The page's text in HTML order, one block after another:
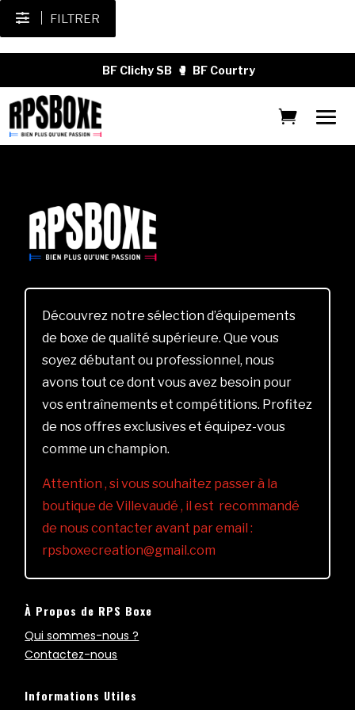
FILTRER
BF Clichy SB 🥊 BF Courtry
Découvrez notre sélection d’équipements
de boxe de qualité supérieure. Que vous
soyez débutant ou professionnel, nous
avons tout ce dont vous avez besoin pour
vos entraînements et compétitions. Profitez
de nos offres exclusives et équipez-vous
comme un champion.
Attention , si vous souhaitez passer à la
boutique de Villevaudé , il est recommandé
de nous contacter avant par email :
rpsboxecreation@gmail.com
À Propos de RPS Boxe
Qui sommes-nous ?
Contactez-nous
Informations Utiles